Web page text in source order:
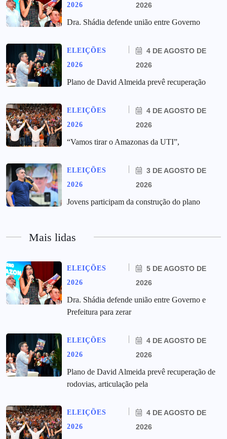
2026
2026
Dra. Shádia defende união entre Governo
ELEIÇÕES
2026
4 DE AGOSTO DE
2026
Plano de David Almeida prevê recuperação
ELEIÇÕES
2026
4 DE AGOSTO DE
2026
“Vamos tirar o Amazonas da UTI”,
ELEIÇÕES
2026
3 DE AGOSTO DE
2026
Jovens participam da construção do plano
Mais lidas
ELEIÇÕES
2026
5 DE AGOSTO DE
2026
Dra. Shádia defende união entre Governo e
Prefeitura para zerar
ELEIÇÕES
2026
4 DE AGOSTO DE
2026
Plano de David Almeida prevê recuperação de
rodovias, articulação pela
ELEIÇÕES
2026
4 DE AGOSTO DE
2026